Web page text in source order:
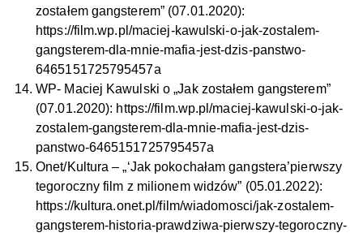
zostałem gangsterem” (07.01.2020):
https://film.wp.pl/maciej-kawulski-o-jak-zostalem-
gangsterem-dla-mnie-mafia-jest-dzis-panstwo-
6465151725795457a
WP- Maciej Kawulski o „Jak zostałem gangsterem”
(07.01.2020): https://film.wp.pl/maciej-kawulski-o-jak-
zostalem-gangsterem-dla-mnie-mafia-jest-dzis-
panstwo-6465151725795457a
Onet/Kultura – „‘Jak pokochałam gangstera’pierwszy
tegoroczny film z milionem widzów” (05.01.2022):
https://kultura.onet.pl/film/wiadomosci/jak-zostalem-
gangsterem-historia-prawdziwa-pierwszy-tegoroczny-